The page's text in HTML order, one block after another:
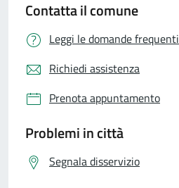
Contatta il comune
Leggi le domande frequenti
Richiedi assistenza
Prenota appuntamento
Problemi in città
Segnala disservizio